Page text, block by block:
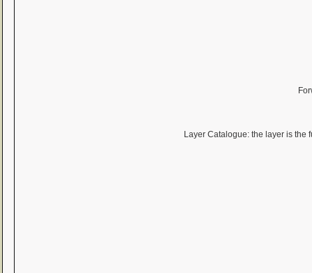
Layer Catalogue: the layer is the